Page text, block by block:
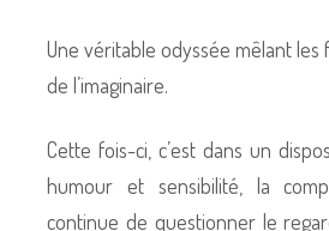
Une véritable odyssée mêlant
de l’imaginaire.
Cette fois-ci, c’est dans un
humour et sensibilité, la
continue de questionner le